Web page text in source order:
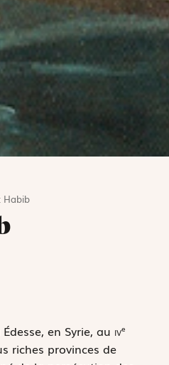
Habib
en Syrie, au ive
riches provinces de